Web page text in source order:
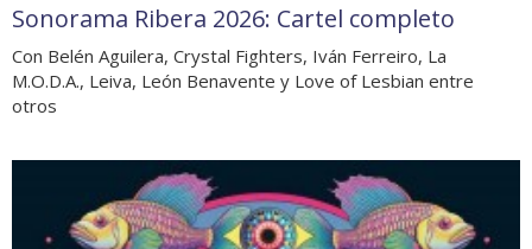
Sonorama Ribera 2026: Cartel completo
Con Belén Aguilera, Crystal Fighters, Iván Ferreiro, La
M.O.D.A., Leiva, León Benavente y Love of Lesbian entre
otros